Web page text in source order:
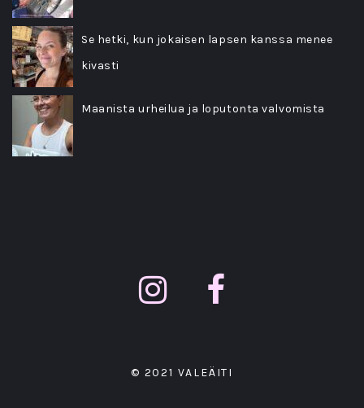
Se hetki, kun jokaisen lapsen kanssa menee
kivasti
Maanista urheilua ja loputonta valvomista
© 2021 VALEÄITI